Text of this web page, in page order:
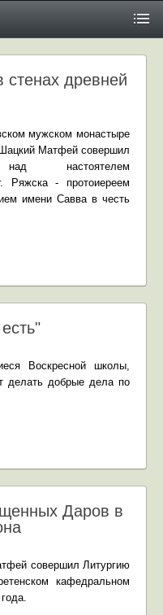
стенах древней
мужском монастыре
Матфей совершил
настоятелем
Ряжска - протоиереем
имени Савва в честь
Воскресной школы,
делать добрые дела по
Даров в
совершил Литургию
кафедральном